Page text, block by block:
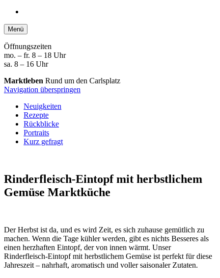
Menü
Öffnungszeiten
mo. – fr. 8 – 18 Uhr
sa. 8 – 16 Uhr
Marktleben Rund um den Carlsplatz
Navigation überspringen
Neuigkeiten
Rezepte
Rückblicke
Portraits
Kurz gefragt
Rinderfleisch-Eintopf mit herbstlichem
Gemüse Marktküche
Der Herbst ist da, und es wird Zeit, es sich zuhause gemütlich zu
machen. Wenn die Tage kühler werden, gibt es nichts Besseres als
einen herzhaften Eintopf, der von innen wärmt. Unser
Rinderfleisch-Eintopf mit herbstlichem Gemüse ist perfekt für diese
Jahreszeit – nahrhaft, aromatisch und voller saisonaler Zutaten.